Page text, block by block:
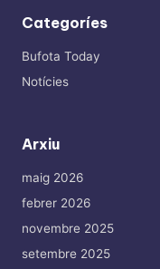
Categoríes
Bufota Today
Notícies
Arxiu
maig 2026
febrer 2026
novembre 2025
setembre 2025